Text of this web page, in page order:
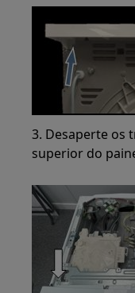
3. Desaperte os
superior do